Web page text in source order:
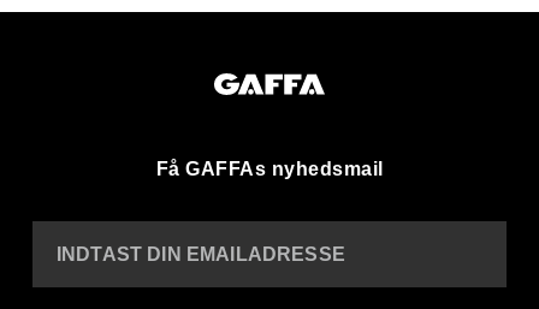
Få GAFFAs nyhedsmail
INDTAST DIN EMAILADRESSE